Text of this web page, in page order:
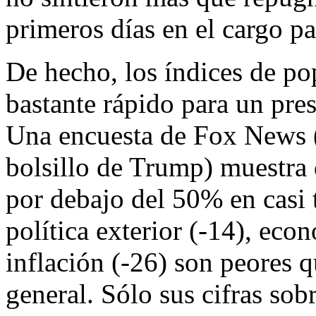
primeros días en el cargo
De hecho, los índices de
bastante rápido para un
Una encuesta de Fox
bolsillo de Trump) muestra
por debajo del 50% en casi
política exterior (-14),
inflación (-26) son peores
general. Sólo sus cifras